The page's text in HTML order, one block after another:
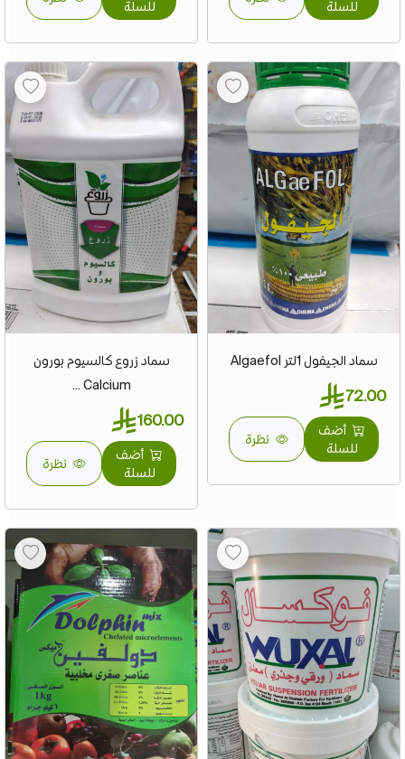
للسلة للسلة
سماد الجيفول 1لتر Algaefol
72.00
أضف
للسلة
نظرة
سماد زروع كالسيوم بورون
Calcium ...
160.00
أضف
للسلة
نظرة